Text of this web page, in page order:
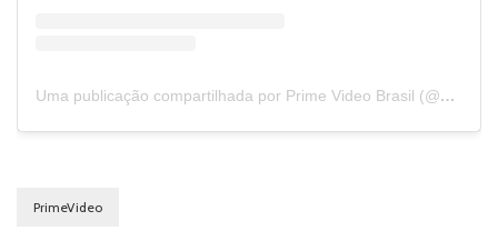
Uma publicação compartilhada por Prime Video Brasil (@primevideobr)
PrimeVideo